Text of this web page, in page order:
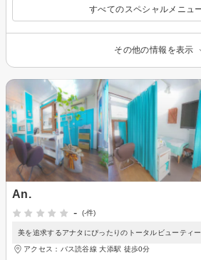
すべてのスペシャルメニュ
その他の情報を表示
An.
-
(-件)
美を追求するアナタにぴったりのトータルビューティ
アクセス：バス読谷線 大添駅 徒歩0分